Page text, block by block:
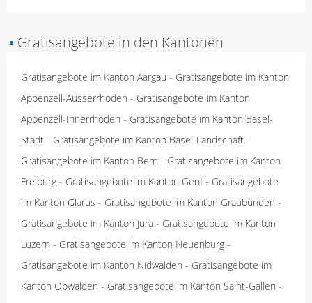
▪ Gratisangebote in den Kantonen
Gratisangebote im Kanton Aargau - Gratisangebote im Kanton
Appenzell-Ausserrhoden - Gratisangebote im Kanton
Appenzell-Innerrhoden - Gratisangebote im Kanton Basel-
Stadt - Gratisangebote im Kanton Basel-Landschaft -
Gratisangebote im Kanton Bern - Gratisangebote im Kanton
Freiburg - Gratisangebote im Kanton Genf- Gratisangebote
im Kanton Glarus - Gratisangebote im Kanton Graubünden -
Gratisangebote im Kanton Jura - Gratisangebote im Kanton
Luzern - Gratisangebote im Kanton Neuenburg -
Gratisangebote im Kanton Nidwalden - Gratisangebote im
Kanton Obwalden - Gratisangebote im Kanton Saint-Gallen -